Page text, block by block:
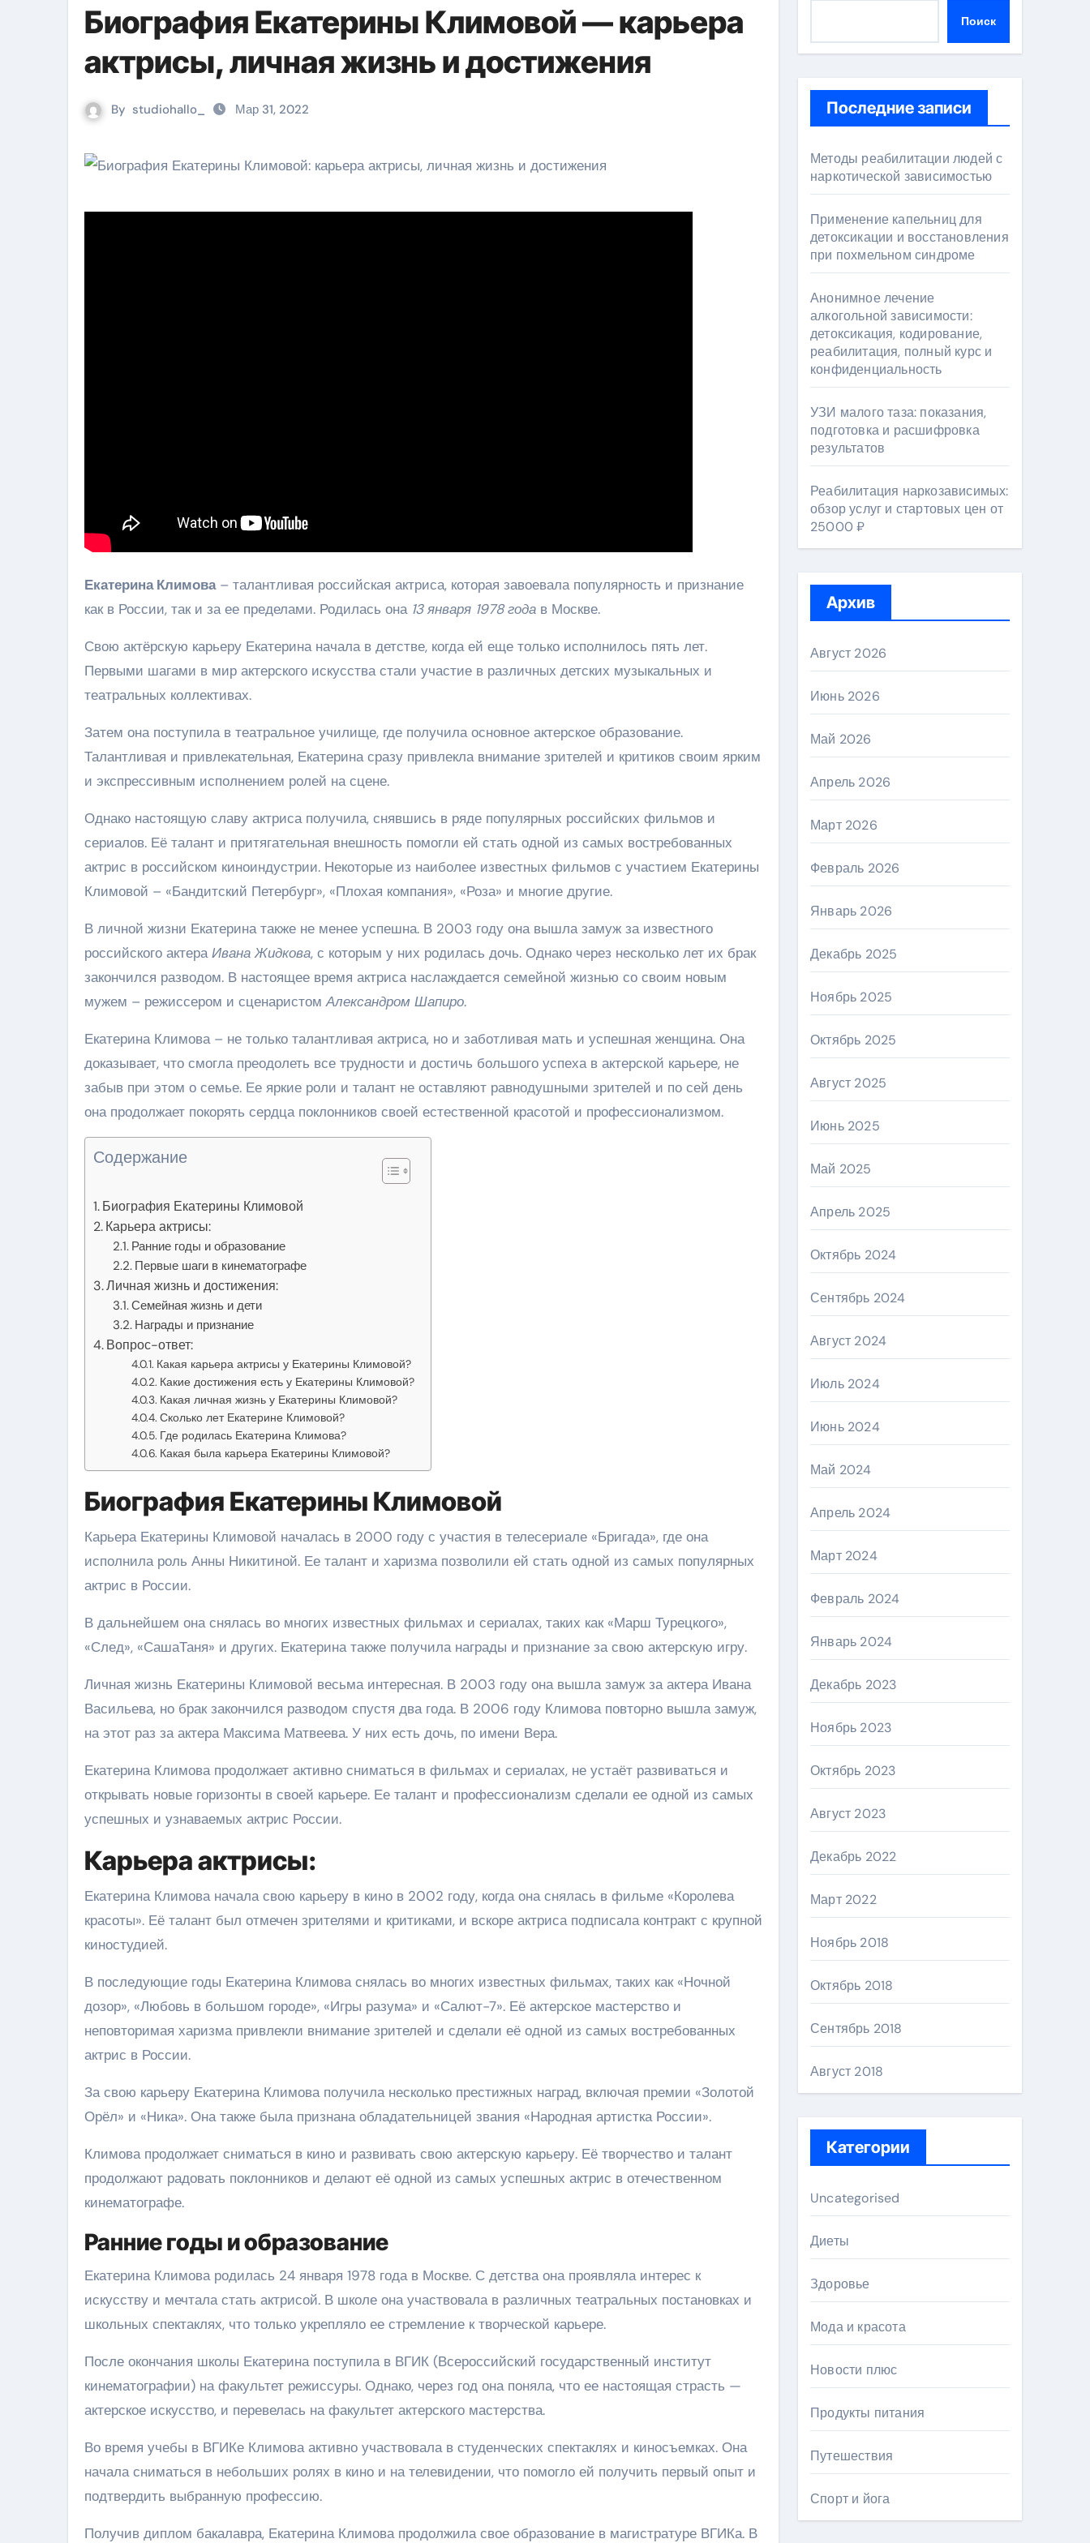
Биография Екатерины Климовой — карьера
актрисы, личная жизнь и достижения
By studiohallo_ Мар 31, 2022
Екатерина Климова– талантливая российская актриса, которая завоевала популярность и признание
как в России, так и за ее пределами. Родилась она 13 января 1978 года в Москве.
Свою актёрскую карьеру Екатерина начала в детстве, когда ей еще только исполнилось пять лет.
Первыми шагами в мир актерского искусства стали участие в различных детских музыкальных и
театральных коллективах.
Затем она поступила в театральное училище, где получила основное актерское образование.
Талантливая и привлекательная, Екатерина сразу привлекла внимание зрителей и критиков своим ярким
и экспрессивным исполнением ролей на сцене.
Однако настоящую славу актриса получила, снявшись в ряде популярных российских фильмов и
сериалов. Её талант и притягательная внешность помогли ей стать одной из самых востребованных
актрис в российском киноиндустрии. Некоторые из наиболее известных фильмов с участием Екатерины
Климовой – «Бандитский Петербург», «Плохая компания», «Роза» и многие другие.
В личной жизни Екатерина также не менее успешна. В 2003 году она вышла замуж за известного
российского актераИвана Жидкова, с которым у них родилась дочь. Однако через несколько лет их брак
закончился разводом. В настоящее время актриса наслаждается семейной жизнью со своим новым
мужем – режиссером и сценаристомАлександром Шапиро.
Екатерина Климова – не только талантливая актриса, но и заботливая мать и успешная женщина. Она
доказывает, что смогла преодолеть все трудности и достичь большого успеха в актерской карьере, не
забыв при этом о семье. Ее яркие роли и талант не оставляют равнодушными зрителей и по сей день
она продолжает покорять сердца поклонников своей естественной красотой и профессионализмом.
Содержание
Биография Екатерины Климовой
Карьера актрисы:
Ранние годы и образование
Первые шаги в кинематографе
Личная жизнь и достижения:
Семейная жизнь и дети
Награды и признание
Вопрос-ответ:
Какая карьера актрисы у Екатерины Климовой?
Какие достижения есть у Екатерины Климовой?
Какая личная жизнь у Екатерины Климовой?
Сколько лет Екатерине Климовой?
Где родилась Екатерина Климова?
Какая была карьера Екатерины Климовой?
Биография Екатерины Климовой
Карьера Екатерины Климовой началась в 2000 году с участия в телесериале «Бригада», где она
исполнила роль Анны Никитиной. Ее талант и харизма позволили ей стать одной из самых популярных
актрис в России.
В дальнейшем она снялась во многих известных фильмах и сериалах, таких как «Марш Турецкого»,
«След», «СашаТаня» и других. Екатерина также получила награды и признание за свою актерскую игру.
Личная жизнь Екатерины Климовой весьма интересная. В 2003 году она вышла замуж за актера Ивана
Васильева, но брак закончился разводом спустя два года. В 2006 году Климова повторно вышла замуж,
на этот раз за актера Максима Матвеева. У них есть дочь, по имени Вера.
Екатерина Климова продолжает активно сниматься в фильмах и сериалах, не устаёт развиваться и
открывать новые горизонты в своей карьере. Ее талант и профессионализм сделали ее одной из самых
успешных и узнаваемых актрис России.
Карьера актрисы:
Екатерина Климова начала свою карьеру в кино в 2002 году, когда она снялась в фильме «Королева
красоты». Её талант был отмечен зрителями и критиками, и вскоре актриса подписала контракт с крупной
киностудией.
В последующие годы Екатерина Климова снялась во многих известных фильмах, таких как «Ночной
дозор», «Любовь в большом городе», «Игры разума» и «Салют-7». Её актерское мастерство и
неповторимая харизма привлекли внимание зрителей и сделали её одной из самых востребованных
актрис в России.
За свою карьеру Екатерина Климова получила несколько престижных наград, включая премии «Золотой
Орёл» и «Ника». Она также была признана обладательницей звания «Народная артистка России».
Климова продолжает сниматься в кино и развивать свою актерскую карьеру. Её творчество и талант
продолжают радовать поклонников и делают её одной из самых успешных актрис в отечественном
кинематографе.
Ранние годы и образование
Екатерина Климова родилась 24 января 1978 года в Москве. С детства она проявляла интерес к
искусству и мечтала стать актрисой. В школе она участвовала в различных театральных постановках и
школьных спектаклях, что только укрепляло ее стремление к творческой карьере.
После окончания школы Екатерина поступила в ВГИК (Всероссийский государственный институт
кинематографии) на факультет режиссуры. Однако, через год она поняла, что ее настоящая страсть —
актерское искусство, и перевелась на факультет актерского мастерства.
Во время учебы в ВГИКе Климова активно участвовала в студенческих спектаклях и киносъемках. Она
начала сниматься в небольших ролях в кино и на телевидении, что помогло ей получить первый опыт и
подтвердить выбранную профессию.
Получив диплом бакалавра, Екатерина Климова продолжила свое образование в магистратуре ВГИКа. В
Поиск
Последние записи
Методы реабилитации людей с
наркотической зависимостью
Применение капельниц для
детоксикации и восстановления
при похмельном синдроме
Анонимное лечение
алкогольной зависимости:
детоксикация, кодирование,
реабилитация, полный курс и
конфиденциальность
УЗИ малого таза: показания,
подготовка и расшифровка
результатов
Реабилитация наркозависимых:
обзор услуг и стартовых цен от
25000 ₽
Архив
Август 2026
Июнь 2026
Май 2026
Апрель 2026
Март 2026
Февраль 2026
Январь 2026
Декабрь 2025
Ноябрь 2025
Октябрь 2025
Август 2025
Июнь 2025
Май 2025
Апрель 2025
Октябрь 2024
Сентябрь 2024
Август 2024
Июль 2024
Июнь 2024
Май 2024
Апрель 2024
Март 2024
Февраль 2024
Январь 2024
Декабрь 2023
Ноябрь 2023
Октябрь 2023
Август 2023
Декабрь 2022
Март 2022
Ноябрь 2018
Октябрь 2018
Сентябрь 2018
Август 2018
Категории
Uncategorised
Диеты
Здоровье
Мода и красота
Новости плюс
Продукты питания
Путешествия
Спорт и йога